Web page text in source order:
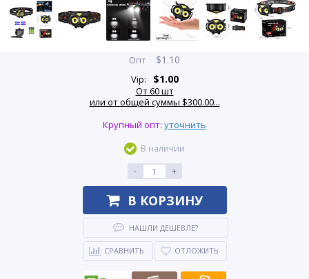
Опт $1.10
Vip: $1.00
От 60 шт
или от общей суммы $300.00...
Крупный опт: уточнить
В наличии
-
+
В КОРЗИНУ
НАШЛИ ДЕШЕВЛЕ?
СРАВНИТЬ ОТЛОЖИТЬ